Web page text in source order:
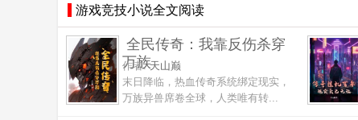
游戏竞技小说全文阅读
全民传奇：我靠反伤杀穿
万族
作者:天山巅
末日降临，热血传奇系统绑定现实，
万族异兽席卷全球，人类唯有转...